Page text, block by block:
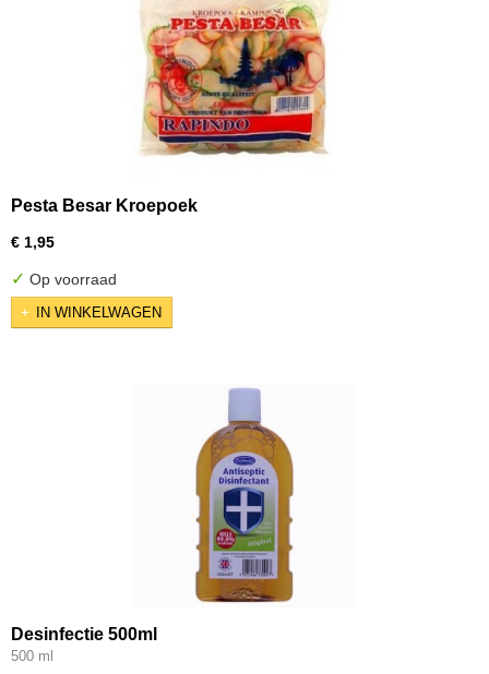
Pesta Besar Kroepoek
€ 1,95
✓ Op voorraad
IN WINKELWAGEN
Desinfectie 500ml
500 ml